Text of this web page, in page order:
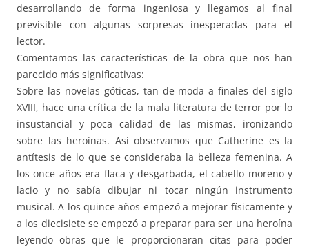
desarrollando de forma ingeniosa y llegamos al final
previsible con algunas sorpresas inesperadas para el
lector.
Comentamos las características de la obra que nos han
parecido más significativas:
Sobre las novelas góticas, tan de moda a finales del siglo
XVIII, hace una crítica de la mala literatura de terror por lo
insustancial y poca calidad de las mismas, ironizando
sobre las heroínas. Así observamos que Catherine es la
antítesis de lo que se consideraba la belleza femenina. A
los once años era flaca y desgarbada, el cabello moreno y
lacio y no sabía dibujar ni tocar ningún instrumento
musical. A los quince años empezó a mejorar físicamente y
a los diecisiete se empezó a preparar para ser una heroína
leyendo obras que le proporcionaran citas para poder